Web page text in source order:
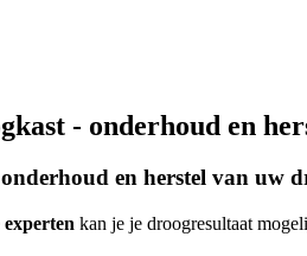
- onderhoud en
en herstel van uw
experten kan je je droogresultaat